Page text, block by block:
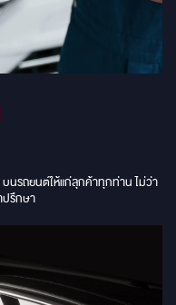
บนรถยนต์ให้แก่ลุกค้าทุกท่าน ไม่ว่า
ปรึกษา